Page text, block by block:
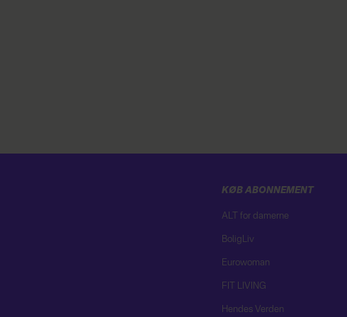
KØB ABONNEMENT
ALT for damerne
BoligLiv
Eurowoman
FIT LIVING
Hendes Verden